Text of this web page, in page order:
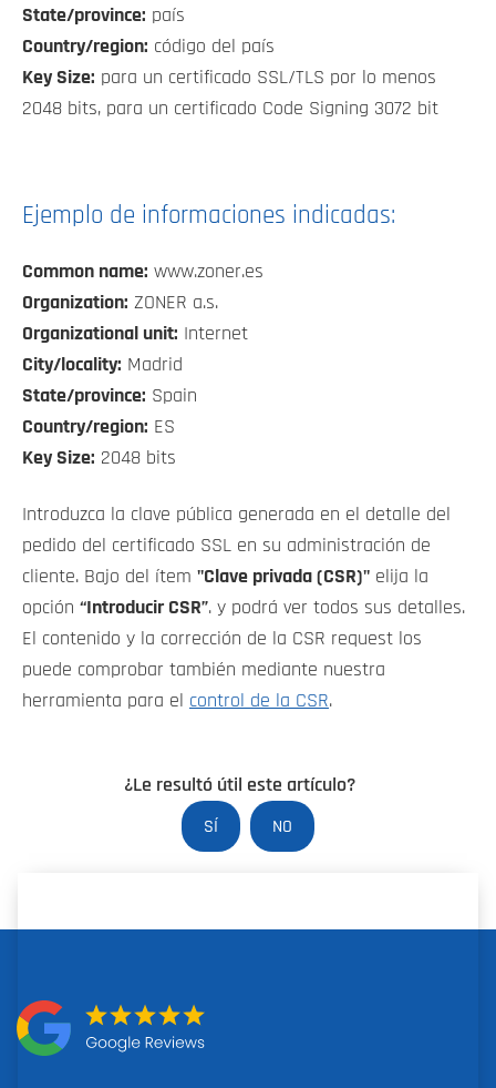
State/province: país
Country/region: código del país
Key Size: para un certificado SSL/TLS por lo menos
2048 bits, para un certificado Code Signing 3072 bit
Ejemplo de informaciones indicadas:
Common name: www.zoner.es
Organization: ZONER a.s.
Organizational unit: Internet
City/locality: Madrid
State/province: Spain
Country/region: ES
Key Size: 2048 bits
Introduzca la clave pública generada en el detalle del
pedido del certificado SSL en su administración de
cliente. Bajo del ítem "Clave privada (CSR)" elija la
opción “Introducir CSR”. y podrá ver todos sus detalles.
El contenido y la corrección de la CSR request los
puede comprobar también mediante nuestra
herramienta para el control de la CSR.
¿Le resultó útil este artículo?
SÍ NO